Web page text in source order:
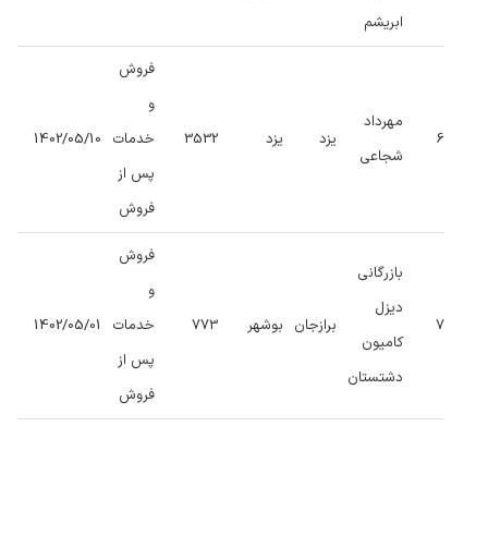
ابریشم
6
مهرداد
شجاعی
یزد یزد 3532
فروش
و
خدمات
پس از
فروش
1402/05/10
7
بازرگانی
دیزل
کامیون
دشتستان
برازجان بوشهر 773
فروش
و
خدمات
پس از
فروش
1402/05/01